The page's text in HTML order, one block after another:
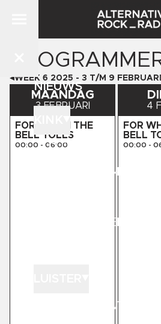
NIEUWS
DJ'S
PROGRAMMERING
KINK PRESENTS
LUISTER LIVE
WEEK 6 2025 - 3 T/M 9 FEBRUARI
MAANDAG
3 FEBRUARI
FOR WHOM THE
BELL TOLLS
00:00 - 06:00
4
FOR
BELL
00:00 -